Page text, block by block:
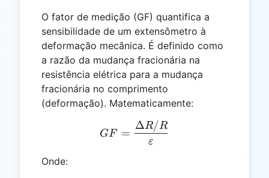
O fator de medição (GF) quantifica a
sensibilidade de um extensômetro à
deformação mecânica. É definido como
a razão da mudança fracionária na
resistência elétrica para a mudança
fracionária no comprimento
(deformação). Matematicamente:
GF = \frac{\Delta R /
GF =
ε
ΔR/R
Onde: